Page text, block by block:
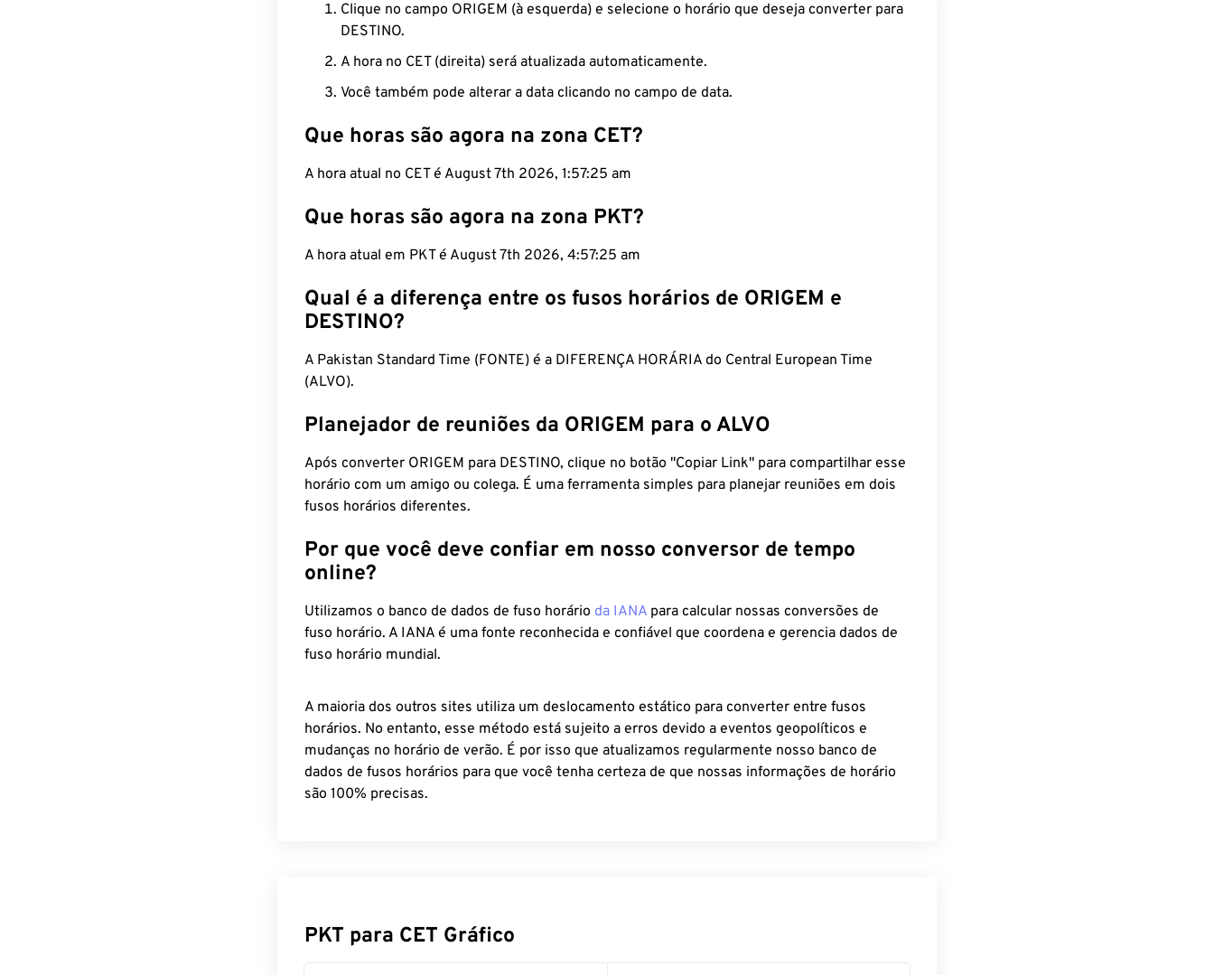
Clique no campo ORIGEM (à esquerda) e selecione o horário que deseja converter para
DESTINO.
A hora no CET (direita) será atualizada automaticamente.
Você também pode alterar a data clicando no campo de data.
Que horas são agora na zona CET?
A hora atual no CET é August 7th 2026, 1:57:26 am
Que horas são agora na zona PKT?
A hora atual em PKT é August 7th 2026, 4:57:26 am
Qual é a diferença entre os fusos horários de ORIGEM e
DESTINO?
A Pakistan Standard Time (FONTE) é a DIFERENÇA HORÁRIA do Central European Time
(ALVO).
Planejador de reuniões da ORIGEM para o ALVO
Após converter ORIGEM para DESTINO, clique no botão "Copiar Link" para compartilhar esse
horário com um amigo ou colega. É uma ferramenta simples para planejar reuniões em dois
fusos horários diferentes.
Por que você deve confiar em nosso conversor de tempo
online?
Utilizamos o banco de dados de fuso horário da IANA para calcular nossas conversões de
fuso horário. A IANA é uma fonte reconhecida e confiável que coordena e gerencia dados de
fuso horário mundial.
A maioria dos outros sites utiliza um deslocamento estático para converter entre fusos
horários. No entanto, esse método está sujeito a erros devido a eventos geopolíticos e
mudanças no horário de verão. É por isso que atualizamos regularmente nosso banco de
dados de fusos horários para que você tenha certeza de que nossas informações de horário
são 100% precisas.
PKT para CET Gráfico